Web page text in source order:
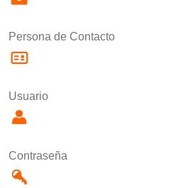
Persona de Contacto
Usuario
Contraseña